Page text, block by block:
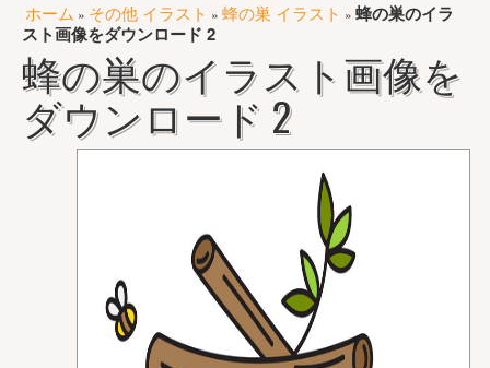
ホーム » その他 イラスト » 蜂の巣 イラスト » 蜂の巣のイラ
スト画像をダウンロード 2
蜂の巣のイラスト画像を
ダウンロード 2